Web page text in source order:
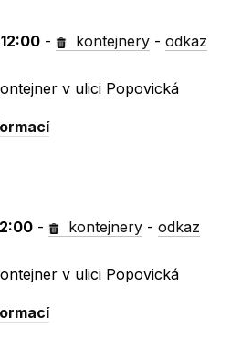
- kontejnery -odkaz
v ulici Popovická
- kontejnery -odkaz
v ulici Popovická